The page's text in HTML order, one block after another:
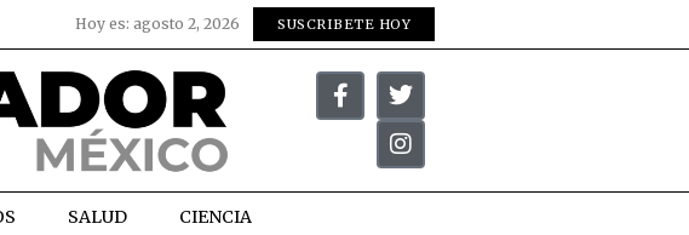
Hoy es: agosto 2, 2026 SUSCRIBETE HOY
SALUD CIENCIA